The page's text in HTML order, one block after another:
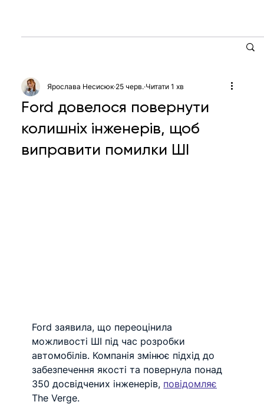
Ford довелося повернути
колишніх інженерів, щоб
виправити помилки ШІ
Ярослава Несисюк 25 черв. Читати 1 хв
Ford заявила, що переоцінила
можливості ШІ під час розробки
автомобілів. Компанія змінює підхід до
забезпечення якості та повернула понад
350 досвідчених інженерів, повідомляє
The Verge.